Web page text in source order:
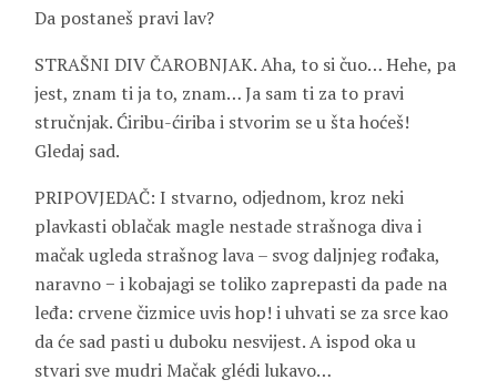
Da postaneš pravi lav?
STRAŠNI DIV ČAROBNJAK. Aha, to si čuo… Hehe, pa
jest, znam ti ja to, znam… Ja sam ti za to pravi
stručnjak. Ćiribu-ćiriba i stvorim se u šta hoćeš!
Gledaj sad.
PRIPOVJEDAČ: I stvarno, odjednom, kroz neki
plavkasti oblačak magle nestade strašnoga diva i
mačak ugleda strašnog lava – svog daljnjeg rođaka,
naravno − i kobajagi se toliko zaprepasti da pade na
leđa: crvene čizmice uvis hop! i uhvati se za srce kao
da će sad pasti u duboku nesvijest. A ispod oka u
stvari sve mudri Mačak glédi lukavo…